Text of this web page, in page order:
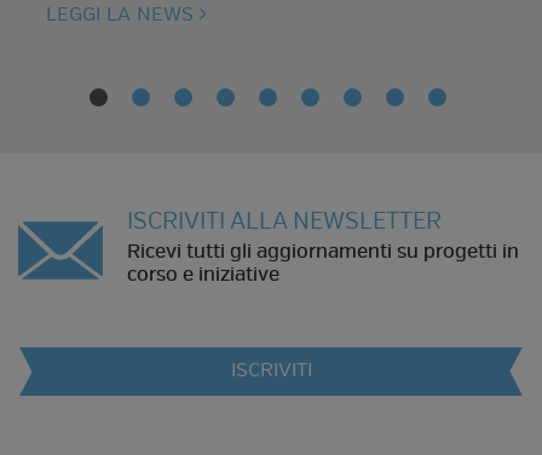
LEGGI LA NEWS
ISCRIVITI ALLA NEWSLETTER
Ricevi tutti gli aggiornamenti su progetti in
corso e iniziative
ISCRIVITI